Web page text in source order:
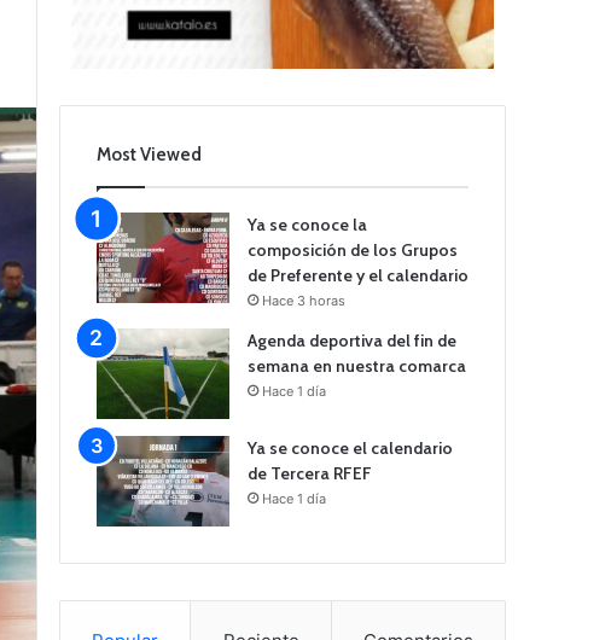
Most Viewed
Ya se conoce la
composición de los Grupos
de Preferente y el calendario
Hace 3 horas
Agenda deportiva del fin de
semana en nuestra comarca
Hace 1 día
Ya se conoce el calendario
de Tercera RFEF
Hace 1 día